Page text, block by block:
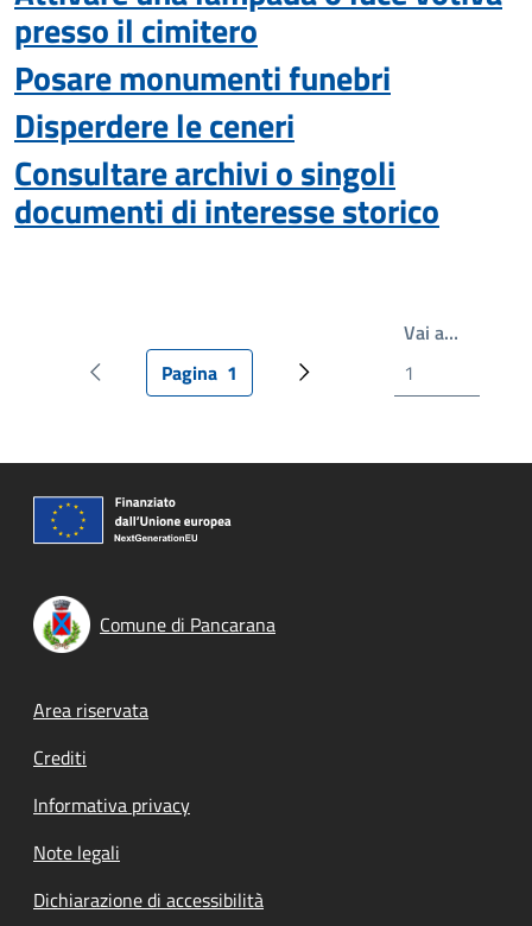
presso il cimitero
Posare monumenti funebri
Disperdere le ceneri
Consultare archivi o singoli
documenti di interesse storico
Pagina precedentePagina attuale
Pagina 1 Pagina successiva
Vai a…
Comune di Pancarana
Footer menu
Area riservata
Crediti
Informativa privacy
Note legali
Dichiarazione di accessibilità